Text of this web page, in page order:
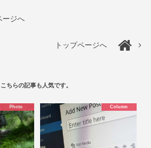
ージへ
トップページへ
こちらの記事も人気です。
Photo Column